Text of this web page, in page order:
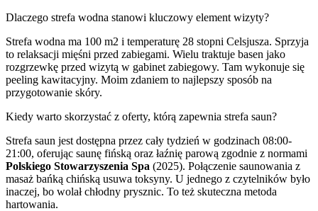
Dlaczego strefa wodna stanowi kluczowy element wizyty?
Strefa wodna ma 100 m2 i temperaturę 28 stopni Celsjusza. Sprzyja
to relaksacji mięśni przed zabiegami. Wielu traktuje basen jako
rozgrzewkę przed wizytą w gabinet zabiegowy. Tam wykonuje się
peeling kawitacyjny. Moim zdaniem to najlepszy sposób na
przygotowanie skóry.
Kiedy warto skorzystać z oferty, którą zapewnia strefa saun?
Strefa saun jest dostępna przez cały tydzień w godzinach 08:00-
21:00, oferując saunę fińską oraz łaźnię parową zgodnie z normami
Polskiego Stowarzyszenia Spa (2025). Połączenie saunowania z
masaż bańką chińską usuwa toksyny. U jednego z czytelników było
inaczej, bo wolał chłodny prysznic. To też skuteczna metoda
hartowania.